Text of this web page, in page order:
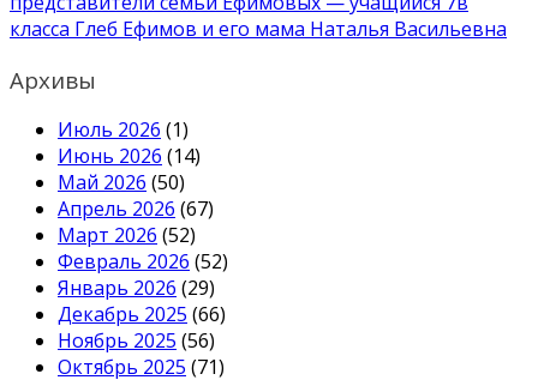
класса Глеб Ефимов и его мама Наталья Васильевна
Архивы
Июль 2026 (1)
Июнь 2026 (14)
Май 2026 (50)
Апрель 2026 (67)
Март 2026 (52)
Февраль 2026 (52)
Январь 2026 (29)
Декабрь 2025 (66)
Ноябрь 2025 (56)
Октябрь 2025 (71)